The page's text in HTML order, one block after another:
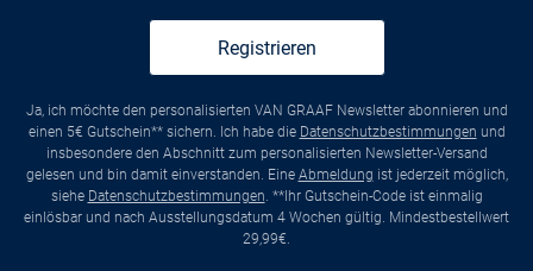
Registrieren
Ja, ich möchte den personalisierten VAN GRAAF Newsletter abonnieren und
einen 5€ Gutschein** sichern. Ich habe die Datenschutzbestimmungen und
insbesondere den Abschnitt zum personalisierten Newsletter-Versand
gelesen und bin damit einverstanden. Eine Abmeldung ist jederzeit möglich,
siehe Datenschutzbestimmungen. **Ihr Gutschein-Code ist einmalig
einlösbar und nach Ausstellungsdatum 4 Wochen gültig. Mindestbestellwert
29,99€.